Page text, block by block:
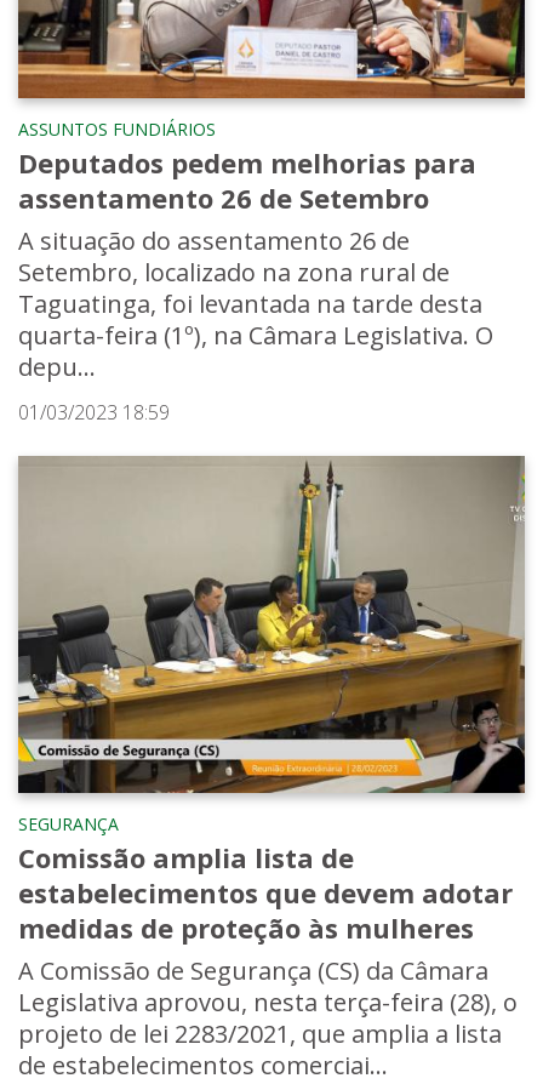
ASSUNTOS FUNDIÁRIOS
Deputados pedem melhorias para
assentamento 26 de Setembro
A situação do assentamento 26 de
Setembro, localizado na zona rural de
Taguatinga, foi levantada na tarde desta
quarta-feira (1º), na Câmara Legislativa. O
depu...
01/03/2023 18:59
SEGURANÇA
Comissão amplia lista de
estabelecimentos que devem adotar
medidas de proteção às mulheres
A Comissão de Segurança (CS) da Câmara
Legislativa aprovou, nesta terça-feira (28), o
projeto de lei 2283/2021, que amplia a lista
de estabelecimentos comerciai...